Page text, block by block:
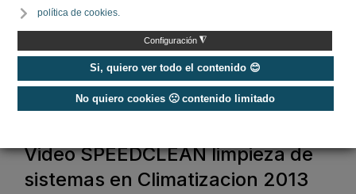
política de cookies.
Configuración ◮
Si, quiero ver todo el contenido 😊
No quiero cookies 🙁 contenido limitado
registro para visitantes
profesionales
Video SPEEDCLEAN limpieza de
sistemas en Climatizacion 2013